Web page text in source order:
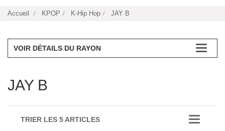
Accueil KPOP K-Hip Hop JAY B
VOIR DÉTAILS DU RAYON
JAY B
TRIER LES 5 ARTICLES